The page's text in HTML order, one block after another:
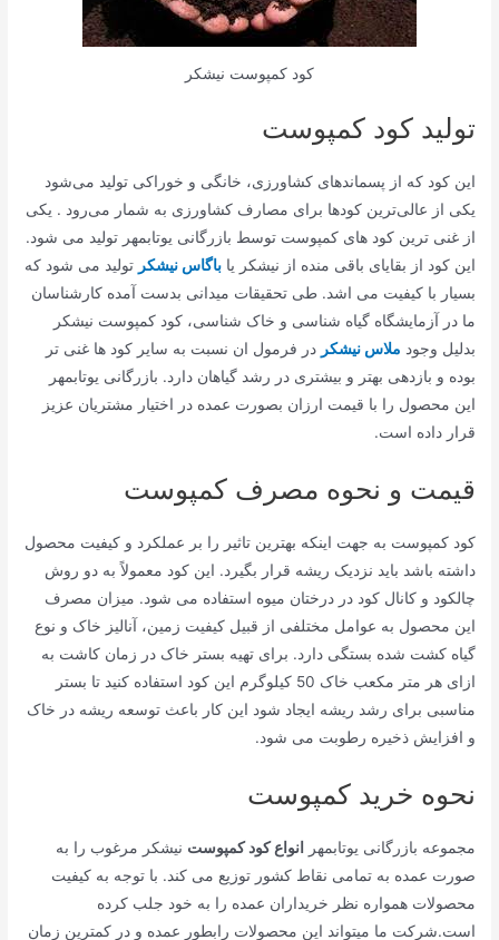
کود کمپوست نیشکر
تولید کود کمپوست
این کود که از پسماندهای کشاورزی، خانگی و خوراکی تولید می‌شود
یکی از عالی‌ترین کودها برای مصارف کشاورزی به شمار می‌رود . یکی
از غنی ترین کود های کمپوست توسط بازرگانی یوتابمهر تولید می شود.
این کود از بقایای باقی منده از نیشکر یاباگاس نیشکر تولید می شود که
بسیار با کیفیت می اشد. طی تحقیقات میدانی بدست آمده کارشناسان
ما در آزمایشگاه گیاه شناسی و خاک شناسی، کود کمپوست نیشکر
بدلیل وجود ملاس نیشکر در فرمول ان نسبت به سایر کود ها غنی تر
بوده و بازدهی بهتر و بیشتری در رشد گیاهان دارد. بازرگانی یوتابمهر
این محصول را با قیمت ارزان بصورت عمده در اختیار مشتریان عزیز
قرار داده است.
قیمت و نحوه مصرف کمپوست
کود کمپوست به جهت اینکه بهترین تاثیر را بر عملکرد و کیفیت محصول
داشته باشد باید نزدیک ریشه قرار بگیرد. این کود معمولاً به دو روش
چالکود و کانال کود در درختان میوه استفاده می شود. میزان مصرف
این محصول به عوامل مختلفی از قبیل کیفیت زمین، آنالیز خاک و نوع
گیاه کشت شده بستگی دارد. برای تهیه بستر خاک در زمان کاشت به
ازای هر متر مکعب خاک 50 کیلوگرم این کود استفاده کنید تا بستر
مناسبی برای رشد ریشه ایجاد شود این کار باعث توسعه ریشه در خاک
و افزایش ذخیره رطوبت می شود.
نحوه خرید کمپوست
مجموعه بازرگانی یوتابمهر انواع کود کمپوست نیشکر مرغوب را به
صورت عمده به تمامی نقاط کشور توزیع می کند. با توجه به کیفیت
محصولات همواره نظر خریداران عمده را به خود جلب کرده
است.شرکت ما میتواند این محصولات رابطور عمده و در کمترین زمان